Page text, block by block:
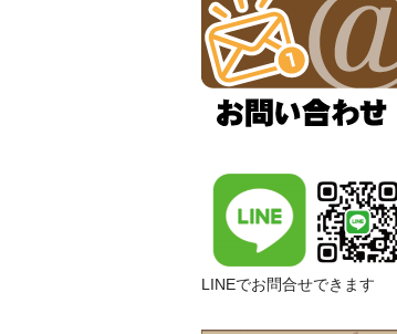
LINEでお問合せできます